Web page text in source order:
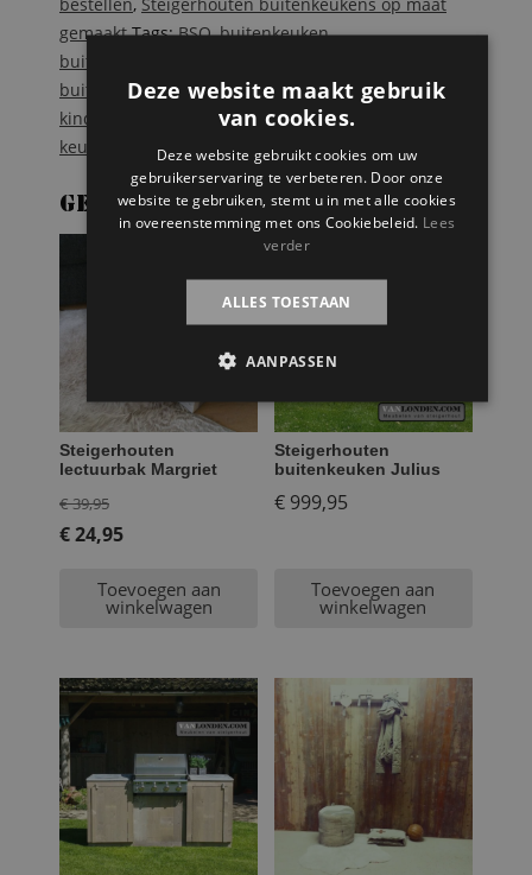
gemaakt Tags:BSO,buitenkeuken,
buitenspeelkeuken
buitenkeuken,kinderdagverblijf,kinderkeukentje
kinderspeelkeuken
modderkeuken,outdoor
keuken
school speelgoed speelkeuken
Gerelateerde producten
Steigerhouten
lectuurbak Margriet
€39,95Oorspronkelijke
prijs
€ 39,95.
€24,95
Toevoegen aan
winkelwagen
Steigerhouten
buitenkeuken Julius
€999,95
Toevoegen aan
winkelwagen
Deze website maakt gebruik
van cookies.
Deze website gebruikt cookies om uw
gebruikerservaring te verbeteren. Door onze
website te gebruiken, stemt u in met alle cookies
in overeenstemming met ons Cookiebeleid. Lees
verder
ALLES TOESTAAN
AANPASSEN